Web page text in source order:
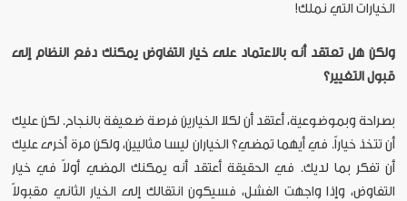
الخيارات التي نملك!
ولكن هل تعتقد أنه بالاعتماد على خيار التفاوض يمكنك دفع النظام إلى
قبول التغيير؟
بصراحة وبموضوعية، أعتقد أن لكلا الخيارين فرصة ضعيفة بالنجاح. لكن عليك
أن تتخذ خياراً. في أيهما تمضي؟ الخياران ليسا مثاليين، ولكن مرة أخرى عليك
أن تفكر بما لديك. في الحقيقة أعتقد أنه يمكنك المضي أولاً في خيار
التفاوض، وإذا واجهت الفشل، فسيكون انتقالك إلى الخيار الثاني مقبولاً